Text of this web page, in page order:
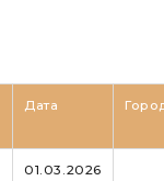
Дата
01.03.2026